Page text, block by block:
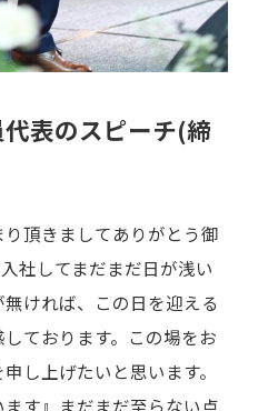
表のスピーチ(締
頂きましてありがとう御
社してまだまだ日が浅い
ければ、この日を迎える
ております。この場をお
し上げたいと思います。
す』まだまだ至らない点